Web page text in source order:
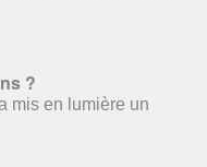
?
mis en lumière un